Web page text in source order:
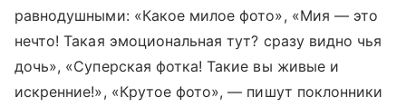
равнодушными: «Какое милое фото», «Мия — это
нечто! Такая эмоциональная тут? сразу видно чья
дочь», «Суперская фотка! Такие вы живые и
искренние!», «Крутое фото», — пишут поклонники